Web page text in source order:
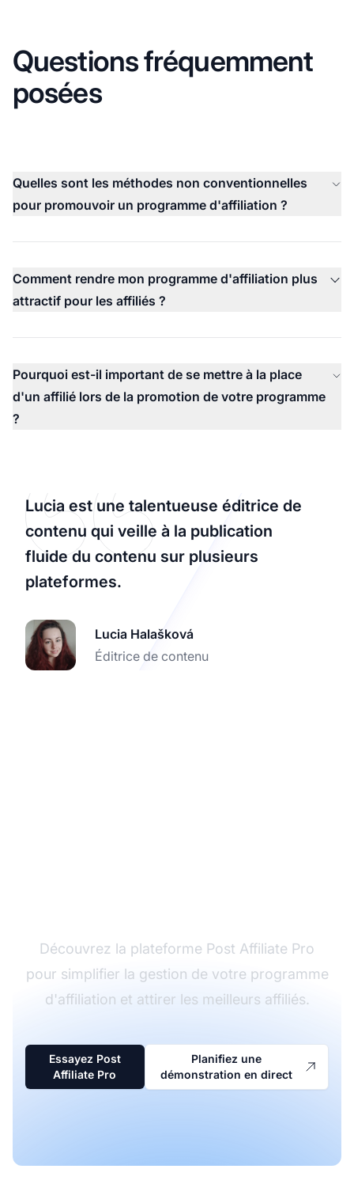
Questions fréquemment
posées
Quelles sont les méthodes non conventionnelles
pour promouvoir un programme d'affiliation ?
Comment rendre mon programme d'affiliation plus
attractif pour les affiliés ?
Pourquoi est-il important de se mettre à la place
d'un affilié lors de la promotion de votre programme
?
Lucia est une talentueuse éditrice de
contenu qui veille à la publication
fluide du contenu sur plusieurs
plateformes.
Lucia Halašková
Éditrice de contenu
Découvrez la plateforme Post Affiliate Pro
pour simplifier la gestion de votre programme
d'affiliation et attirer les meilleurs affiliés.
Essayez Post
Affiliate Pro
Planifiez une
démonstration en direct